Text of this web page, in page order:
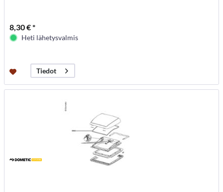
8,30 € *
Heti lähetysvalmis
Tiedot